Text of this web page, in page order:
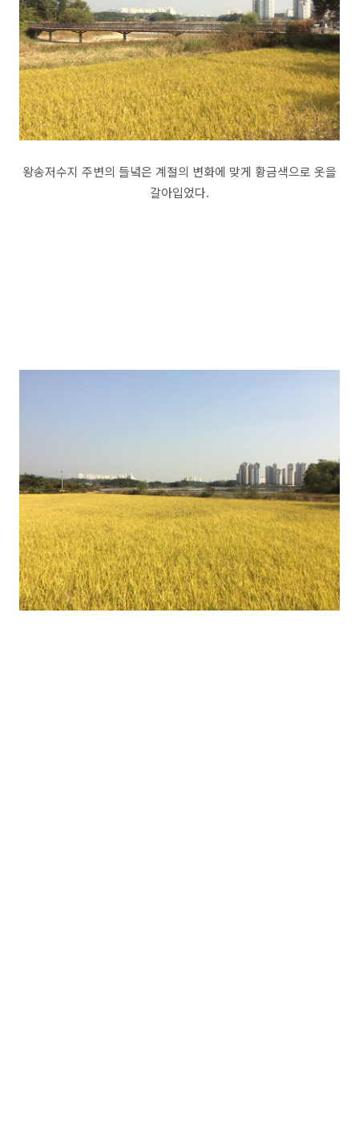
왕송저수지 주변의 들녘은 계절의 변화에 맞게 황금색으로 옷을
갈아입었다.